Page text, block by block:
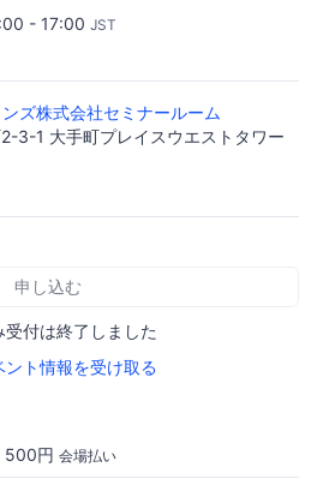
- 17:00 JST
ズ株式会社セミナールーム
3-1 大手町プレイスウエストタワー
申し込む
受付は終了しました
ント情報を受け取る
500円 会場払い